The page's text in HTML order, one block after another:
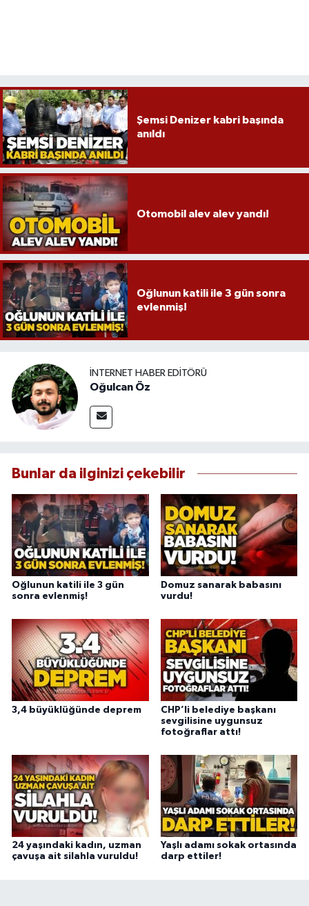
Şemsi Denizer kabri başında
anıldı
Otomobil alev alev yandı!
Oğlunun katili ile 3 gün sonra
evlenmiş!
İNTERNET HABER EDITÖRÜ
Oğulcan Öz
Bunlar da ilginizi çekebilir
Oğlunun katili ile 3 gün
sonra evlenmiş!
Domuz sanarak babasını
vurdu!
3,4 büyüklüğünde deprem
CHP’li belediye başkanı
sevgilisine uygunsuz
fotoğraflar attı!
24 yaşındaki kadın, uzman
çavuşa ait silahla vuruldu!
Yaşlı adamı sokak ortasında
darp ettiler!